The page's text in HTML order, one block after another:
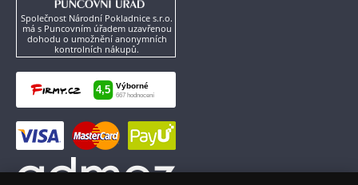
Společnost Národní Pokladnice s.r.o.
má s Puncovním úřadem uzavřenou
dohodu o umožnění anonymních
kontrolních nákupů.